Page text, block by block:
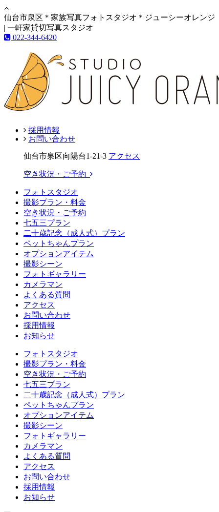
仙台市泉区＊家族写真フォトスタジオ＊ジューシーオレンジ
| 一軒家貸切写真スタジオ
022-344-6420
採用情報
お問い合わせ
仙台市泉区向陽台1-21-3 アクセス
空き状況・ご予約
フォトスタジオ
撮影プラン・料金
空き状況・ご予約
七五三プラン
二十歳記念（成人式）プラン
ペットちゃんプラン
オプションアイテム
撮影シーン
フォトギャラリー
カメラマン
よくある質問
アクセス
お問い合わせ
採用情報
お知らせ
フォトスタジオ
撮影プラン・料金
空き状況・ご予約
七五三プラン
二十歳記念（成人式）プラン
ペットちゃんプラン
オプションアイテム
撮影シーン
フォトギャラリー
カメラマン
よくある質問
アクセス
お問い合わせ
採用情報
お知らせ